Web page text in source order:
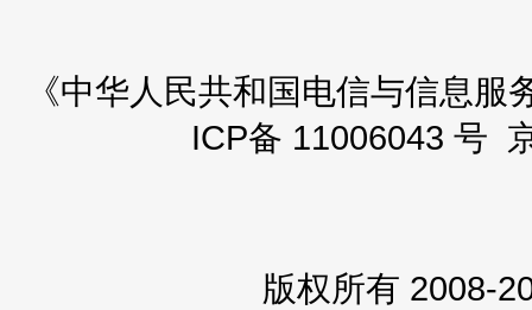
《中华人民共和国电信与信息
ICP备 11006043 号
版权所有 2008-